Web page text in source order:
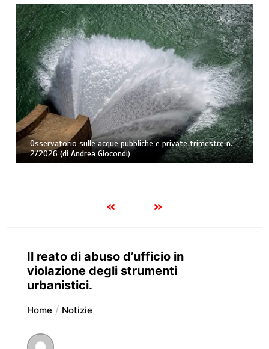
Osservatorio sulle acque pubbliche e private trimestre n.
2/2026 (di Andrea Giocondi)
Il reato di abuso d’ufficio in
violazione degli strumenti
urbanistici.
Home Notizie